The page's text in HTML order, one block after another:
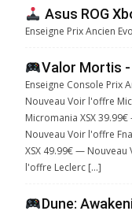
Asus ROG
Enseigne Prix Ancien
Valor Mortis -
Enseigne Console Prix
Nouveau Voir l'offre
Micromania XSX
Nouveau Voir l'offre
XSX 49.99€ —
l'offre Leclerc […]
Dune: